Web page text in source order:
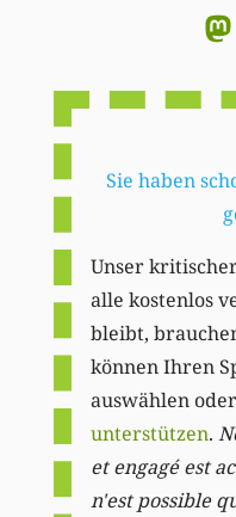
Sie haben
Unser
alle kostenlos
bleibt,
können Ihren
auswählen oder
unterstützen.
et engagé est
n'est possible